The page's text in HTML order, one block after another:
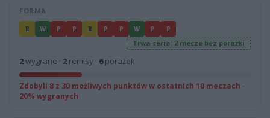
FORMA
R W P P R P P W P P
Trwa seria: 2 mecze bez porażki
2wygrane · 2remisy · 6porażek
Zdobyli 8 z 30 możliwych punktów w ostatnich 10 meczach ·
20% wygranych